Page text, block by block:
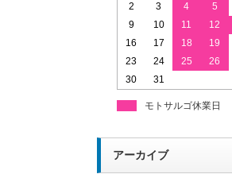
2
3 4 5
9
10 11 12
16
17 18 19
23
24 25 26
30
31
モトサルゴ休業日
アーカイブ